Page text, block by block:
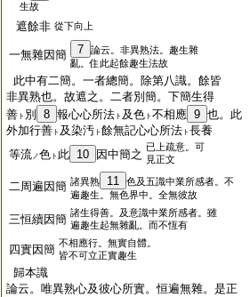
生故
遮餘非 從下向上
一無雜因簡 7
論云。非異熟法。趣生雜
亂。住此起餘趣生法故
此中有二簡。一者總簡。除第八識。餘皆
非異熟也。故遮之。二者別簡。下簡生得
善 ト 別 8 報心心所法 ト 及色 ト 不相應 9 也。此
外加行善 ト 及染汚 ト 餘無記心心所法 ト 長養
等流ノ色 ト 此 10 因中簡之
已上疏意。可
見正文
二周遍因簡 諸異熟 11
色及五識中業所感者。不
遍趣生。無色界中。全無彼故
三恒續因簡 諸生得善。及意識中業所感者。雖
遍趣生起無雜亂。而不恆有
四實因簡 不相應行。無實自體。
皆不可立正實趣生
歸本識
論云。唯異熟心及彼心所實。恒遍無雜。是正